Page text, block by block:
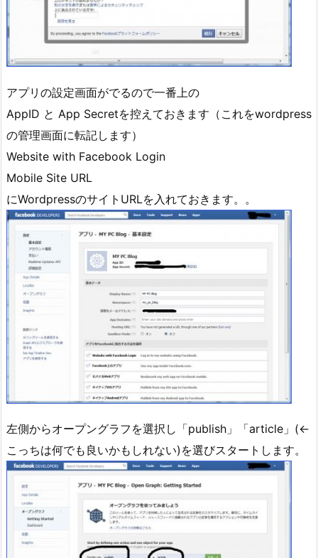
アプリの設定画面がでるので一番上の
AppID と App Secretを控えておきます（これをwordpress
の管理画面に転記します）
Website with Facebook Login
Mobile Site URL
にWordpressのサイトURLを入れておきます。。
左側からオープングラフを選択し「publish」「article」(←
こっちは何でも良いかもしれない)を選びスタートします。